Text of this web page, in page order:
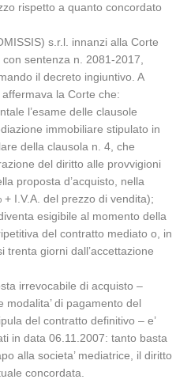
rispetto a quanto concordato
s.r.l. innanzi alla Corte
con sentenza n. 2081-2017,
il decreto ingiuntivo. A
la Corte che:
l’esame delle clausole
immobiliare stipulato in
della clausola n. 4, che
del diritto alle provvigioni
proposta d’acquisto, nella
I.V.A. del prezzo di vendita);
esigibile al momento della
del contratto mediato o, in
trenta giorni dall’accettazione
irrevocabile di acquisto –
modalita’ di pagamento del
del contratto definitivo – e’
in data 06.11.2007: tanto basta
alla societa’ mediatrice, il diritto
concordata.